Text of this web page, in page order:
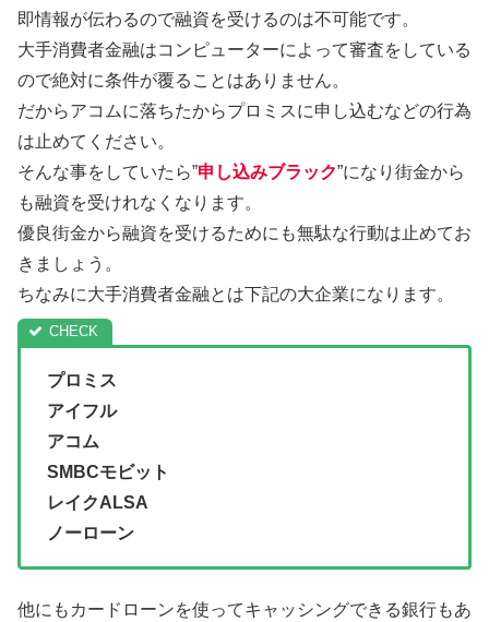
即情報が伝わるので融資を受けるのは不可能です。
大手消費者金融はコンピューターによって審査をしている
ので絶対に条件が覆ることはありません。
だからアコムに落ちたからプロミスに申し込むなどの行為
は止めてください。
そんな事をしていたら”申し込みブラック”になり街金から
も融資を受けれなくなります。
優良街金から融資を受けるためにも無駄な行動は止めてお
きましょう。
ちなみに大手消費者金融とは下記の大企業になります。
プロミス
アイフル
アコム
SMBCモビット
レイクALSA
ノーローン
他にもカードローンを使ってキャッシングできる銀行もあ